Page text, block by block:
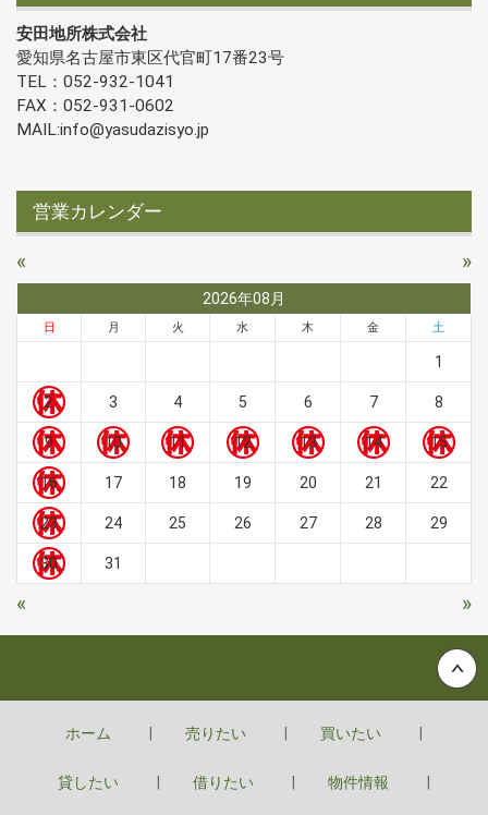
安田地所株式会社
愛知県名古屋市東区代官町17番23号
TEL：052-932-1041
FAX：052-931-0602
MAIL:info@yasudazisyo.jp
営業カレンダー
« »
2026年08月
日 月 火 水 木 金 土
1
2 3 4 5 6 7 8
9 10 11 12 13 14 15
16 17 18 19 20 21 22
23 24 25 26 27 28 29
30 31
« »
ホーム 売りたい 買いたい
貸したい 借りたい 物件情報